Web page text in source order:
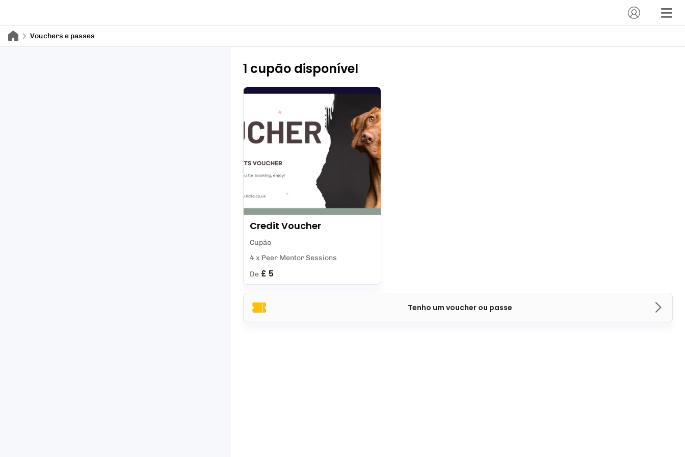
Vouchers e passes
1 cupão disponível
Tenho um voucher ou passe
Credit Voucher
Cupão
4 x Peer Mentor Sessions
De £ 5